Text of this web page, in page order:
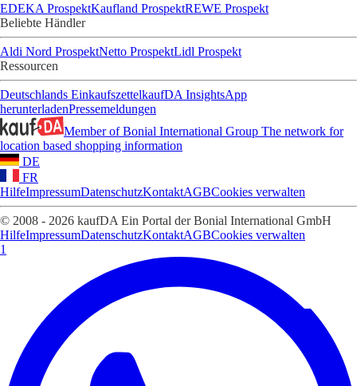
EDEKA ProspektKaufland ProspektREWE Prospekt
Beliebte Händler
Aldi Nord ProspektNetto ProspektLidl Prospekt
Ressourcen
Deutschlands EinkaufszettelkaufDA InsightsApp
herunterladenPressemeldungen
Member of Bonial International Group The network for
location based shopping information
DE
FR
HilfeImpressumDatenschutzKontaktAGBCookies verwalten
© 2008 - 2026 kaufDA Ein Portal der Bonial International GmbH
HilfeImpressumDatenschutzKontaktAGBCookies verwalten
1